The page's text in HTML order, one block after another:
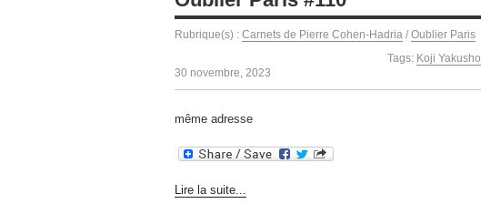
Rubrique(s) : Carnets de Pierre Cohen-Hadria / Oublier Paris
Tags: Koji Yakusho
30 novembre, 2023
même adresse
Lire la suite...